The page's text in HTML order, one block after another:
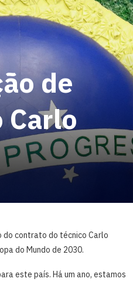
de
Carlo
do contrato do técnico Carlo
do Mundo de 2030.
este país. Há um ano, estamos